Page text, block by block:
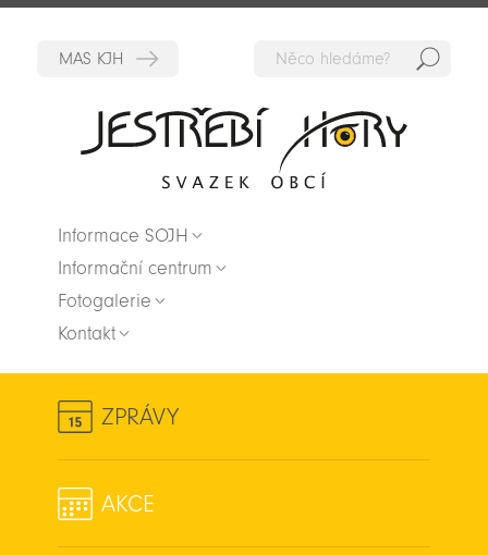
Informace SOJH
Informační centrum
Fotogalerie
Kontakt
ZPRÁVY
AKCE